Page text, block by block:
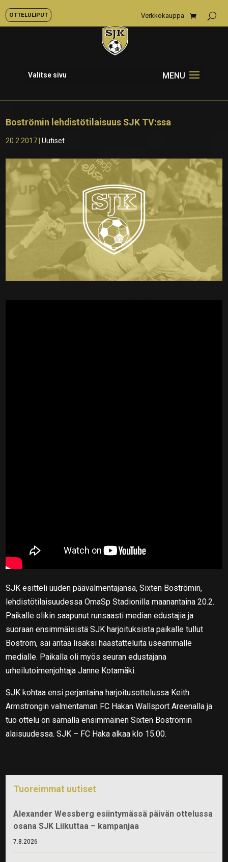
OTTELULIPUT Verkkokauppa
Valitse sivu
Boströmin lehdistötilaisuus SJK TV:ssa
20.2.2017 |Uutiset
SJK esitteli uuden päävalmentajansa, Sixten Boströmin,
lehdistötilaisuudessa OmaSp Stadionilla maanantaina 20.2.
Paikalle olikin saapunut runsaasti median edustajia ja
suoraan ensimmäisistä SJK harjoituksista paikalle tullut
Boström, sai antaa lisäksi haastatteluita useammalle
medialle. Paikalla oli myös seuran edustajana
urheilutoimenjohtaja Janne Kotamäki.
SJK kohtaa ensi perjantaina harjoitusottelussa Keith
Armstrongin valmentaman FC Hakan Wallsport Areenalla ja
tuo ottelu on samalla ensimmäinen Sixten Boströmin
alaisuudessa. SJK – FC Haka alkaa klo 15.00.
Tuoreimmat uutiset
Alexander Wessberg esiintymässä päivän ottelussa
osana SJK Liikuttaa – kampanjaa
7.8.2026